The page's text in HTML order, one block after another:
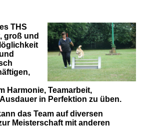
THS
groß und
Harmonie, Teamarbeit,
in Perfektion zu üben.
das Team auf diversen
Meisterschaft mit anderen